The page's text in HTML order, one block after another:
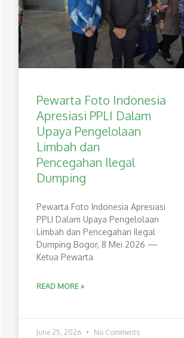
Pewarta Foto Indonesia
Apresiasi PPLI Dalam
Upaya Pengelolaan
Limbah dan
Pencegahan Ilegal
Dumping
Pewarta Foto Indonesia Apresiasi
PPLI Dalam Upaya Pengelolaan
Limbah dan Pencegahan Ilegal
Dumping Bogor, 8 Mei 2026 —
Ketua Pewarta
READ MORE »
June 25, 2026 No Comments